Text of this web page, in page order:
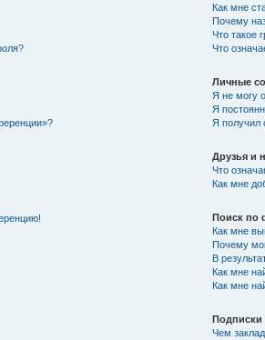
Как мне
Почему
Что такое
Что
Личные
Я не могу
Я
Я получил
Друзья и
Что
Как мне
Поиск по
Как мне
Почему
В
Как мне
Как мне
Подписки
Чем